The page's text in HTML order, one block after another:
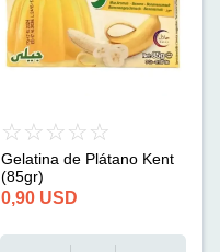
Gelatina de Plátano Kent
(85gr)
0,90 USD